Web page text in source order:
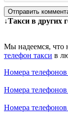
Отправить
↓Такси в других
Мы надеемся, что
телефон такси в
Номера
Номера
Номера